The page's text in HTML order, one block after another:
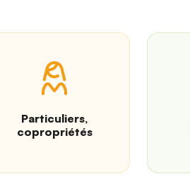
Particuliers,
copropriétés